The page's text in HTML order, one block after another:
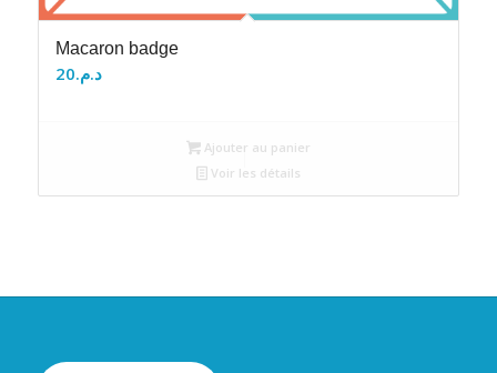
Macaron badge
د.م.20
Ajouter au panier
Voir les détails